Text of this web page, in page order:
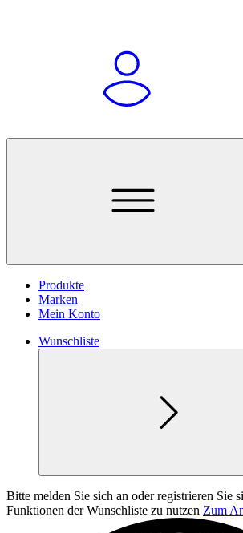
Produkte
Marken
Mein Konto
Wunschliste
Bitte melden Sie sich an oder registrieren Sie
Funktionen der Wunschliste zu nutzen Zum